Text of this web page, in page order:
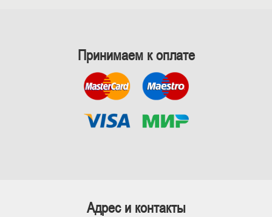
Принимаем к оплате
Адрес и контакты